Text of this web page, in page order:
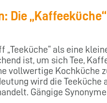
Die
„Teeküche“ als eine
ist, um sich Tee,
vollwertige Kochküche
wird die Teeküche
Gängige